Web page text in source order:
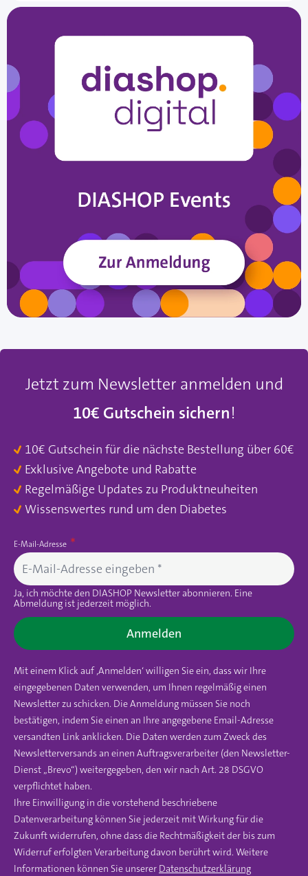
Jetzt zum Newsletter anmelden und
10€ Gutschein sichern!
10€ Gutschein für die nächste Bestellung über 60€
Exklusive Angebote und Rabatte
Regelmäßige Updates zu Produktneuheiten
Wissenswertes rund um den Diabetes
E-Mail-Adresse
Ja, ich möchte den DIASHOP Newsletter abonnieren. Eine
Abmeldung ist jederzeit möglich.
Anmelden
Mit einem Klick auf ‚Anmelden‘ willigen Sie ein, dass wir Ihre
eingegebenen Daten verwenden, um Ihnen regelmäßig einen
Newsletter zu schicken. Die Anmeldung müssen Sie noch
bestätigen, indem Sie einen an Ihre angegebene Email-Adresse
versandten Link anklicken. Die Daten werden zum Zweck des
Newsletterversands an einen Auftragsverarbeiter (den Newsletter-
Dienst „Brevo“) weitergegeben, den wir nach Art. 28 DSGVO
verpflichtet haben.
Ihre Einwilligung in die vorstehend beschriebene
Datenverarbeitung können Sie jederzeit mit Wirkung für die
Zukunft widerrufen, ohne dass die Rechtmäßigkeit der bis zum
Widerruf erfolgten Verarbeitung davon berührt wird. Weitere
Informationen können Sie unserer Datenschutzerklärung